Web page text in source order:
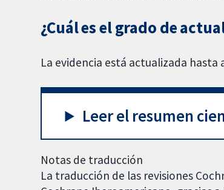
¿Cuál es el grado de
La evidencia está actualizada hasta
Leer el resumen
Notas de traducción
La traducción de las revisiones